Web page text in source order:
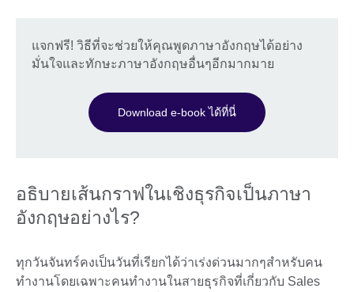
แจกฟรี! วิธีที่จะช่วยให้คุณพูดภาษาอังกฤษได้อย่าง
มั่นใจและทักษะภาษาอังกฤษอื่นๆอีกมากมาย
Download e-book ได้ที่นี่
อธิบายเส้นกราฟในเชิงธุรกิจเป็นภาษา
อังกฤษอย่างไร?
ทุกวันจันทร์คงเป็นวันที่เรียกได้ว่าเร่งด่วนมากๆสำหรับคน
ทำงานโดยเฉพาะคนทำงานในสายธุรกิจที่เกี่ยวกับ Sales